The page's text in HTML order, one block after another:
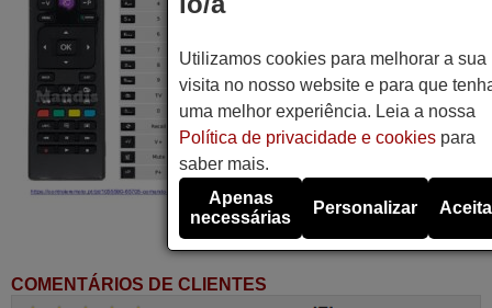
COMENTÁRIOS DE CLIENTES
Utilizamos cookies para melhorar a sua
visita no nosso website e para que
uma melhor experiência. Leia a nossa
Política de privacidade e cookiespara
saber mais.
Apenas
necessárias
Personalizar